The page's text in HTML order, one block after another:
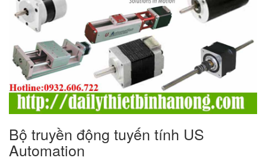
Bộ truyền động tuyến tính US
Automation